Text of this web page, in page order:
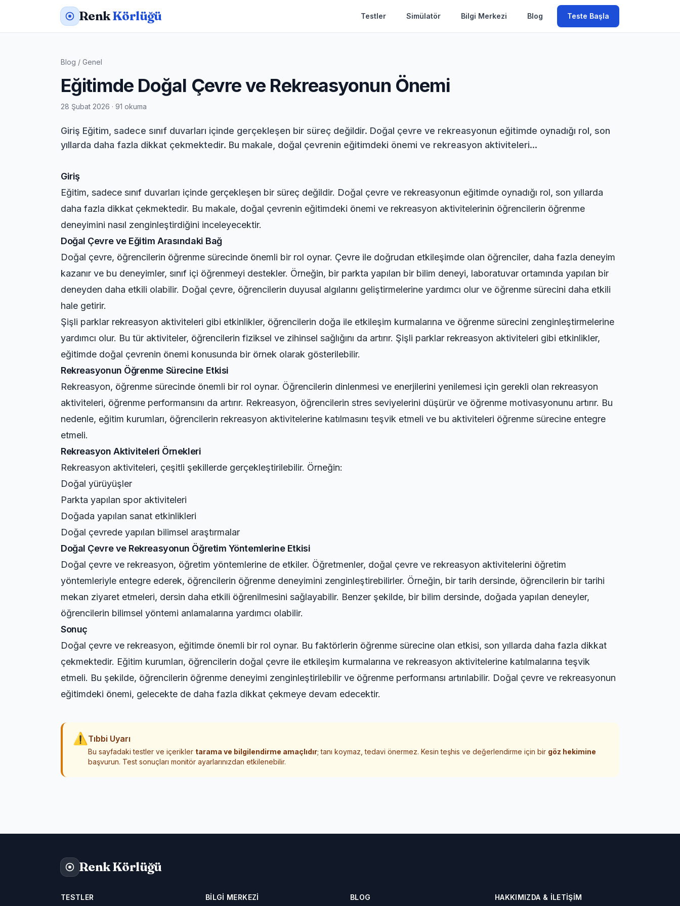
RenkKörlüğü Testler Simülatör Bilgi Merkezi Blog Teste Başla
Blog / Genel
Eğitimde Doğal Çevre ve Rekreasyonun Önemi
28 Şubat 2026 · 91 okuma
Giriş Eğitim, sadece sınıf duvarları içinde gerçekleşen bir süreç değildir. Doğal çevre ve rekreasyonun eğitimde oynadığı rol, son
yıllarda daha fazla dikkat çekmektedir. Bu makale, doğal çevrenin eğitimdeki önemi ve rekreasyon aktiviteleri...
Giriş
Eğitim, sadece sınıf duvarları içinde gerçekleşen bir süreç değildir. Doğal çevre ve rekreasyonun eğitimde oynadığı rol, son yıllarda
daha fazla dikkat çekmektedir. Bu makale, doğal çevrenin eğitimdeki önemi ve rekreasyon aktivitelerinin öğrencilerin öğrenme
deneyimini nasıl zenginleştirdiğini inceleyecektir.
Doğal Çevre ve Eğitim Arasındaki Bağ
Doğal çevre, öğrencilerin öğrenme sürecinde önemli bir rol oynar. Çevre ile doğrudan etkileşimde olan öğrenciler, daha fazla deneyim
kazanır ve bu deneyimler, sınıf içi öğrenmeyi destekler. Örneğin, bir parkta yapılan bir bilim deneyi, laboratuvar ortamında yapılan bir
deneyden daha etkili olabilir. Doğal çevre, öğrencilerin duyusal algılarını geliştirmelerine yardımcı olur ve öğrenme sürecini daha etkili
hale getirir.
Şişli parklar rekreasyon aktiviteleri gibi etkinlikler, öğrencilerin doğa ile etkileşim kurmalarına ve öğrenme sürecini zenginleştirmelerine
yardımcı olur. Bu tür aktiviteler, öğrencilerin fiziksel ve zihinsel sağlığını da artırır. Şişli parklar rekreasyon aktiviteleri gibi etkinlikler,
eğitimde doğal çevrenin önemi konusunda bir örnek olarak gösterilebilir.
Rekreasyonun Öğrenme Sürecine Etkisi
Rekreasyon, öğrenme sürecinde önemli bir rol oynar. Öğrencilerin dinlenmesi ve enerjilerini yenilemesi için gerekli olan rekreasyon
aktiviteleri, öğrenme performansını da artırır. Rekreasyon, öğrencilerin stres seviyelerini düşürür ve öğrenme motivasyonunu artırır. Bu
nedenle, eğitim kurumları, öğrencilerin rekreasyon aktivitelerine katılmasını teşvik etmeli ve bu aktiviteleri öğrenme sürecine entegre
etmeli.
Rekreasyon Aktiviteleri Örnekleri
Rekreasyon aktiviteleri, çeşitli şekillerde gerçekleştirilebilir. Örneğin:
Doğal yürüyüşler
Parkta yapılan spor aktiviteleri
Doğada yapılan sanat etkinlikleri
Doğal çevrede yapılan bilimsel araştırmalar
Doğal Çevre ve Rekreasyonun Öğretim Yöntemlerine Etkisi
Doğal çevre ve rekreasyon, öğretim yöntemlerine de etkiler. Öğretmenler, doğal çevre ve rekreasyon aktivitelerini öğretim
yöntemleriyle entegre ederek, öğrencilerin öğrenme deneyimini zenginleştirebilirler. Örneğin, bir tarih dersinde, öğrencilerin bir tarihi
mekan ziyaret etmeleri, dersin daha etkili öğrenilmesini sağlayabilir. Benzer şekilde, bir bilim dersinde, doğada yapılan deneyler,
öğrencilerin bilimsel yöntemi anlamalarına yardımcı olabilir.
Sonuç
Doğal çevre ve rekreasyon, eğitimde önemli bir rol oynar. Bu faktörlerin öğrenme sürecine olan etkisi, son yıllarda daha fazla dikkat
çekmektedir. Eğitim kurumları, öğrencilerin doğal çevre ile etkileşim kurmalarına ve rekreasyon aktivitelerine katılmalarına teşvik
etmeli. Bu şekilde, öğrencilerin öğrenme deneyimi zenginleştirilebilir ve öğrenme performansı artırılabilir. Doğal çevre ve rekreasyonun
eğitimdeki önemi, gelecekte de daha fazla dikkat çekmeye devam edecektir.
⚠ Tıbbi Uyarı
Bu sayfadaki testler ve içerikler tarama ve bilgilendirme amaçlıdır; tanı koymaz, tedavi önermez. Kesin teşhis ve değerlendirme için bir göz hekimine
başvurun. Test sonuçları monitör ayarlarınızdan etkilenebilir.
Renk Körlüğü
TESTLER BILGI MERKEZI BLOG HAKKIMIZDA & İLETIŞIM